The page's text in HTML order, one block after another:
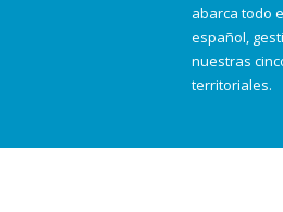
abarca todo
español,
nuestras
territoriales.